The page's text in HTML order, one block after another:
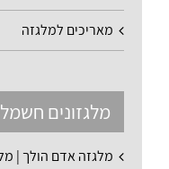
מאריכים למלגזה
מלגזונים
מלגזה אדם הולך |